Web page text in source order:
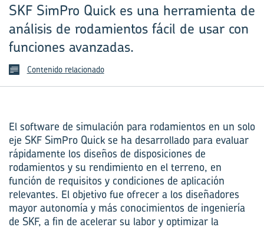
SKF SimPro Quick es una herramienta de
análisis de rodamientos fácil de usar con
funciones avanzadas.
Contenido relacionado
El software de simulación para rodamientos en un solo
eje SKF SimPro Quick se ha desarrollado para evaluar
rápidamente los diseños de disposiciones de
rodamientos y su rendimiento en el terreno, en
función de requisitos y condiciones de aplicación
relevantes. El objetivo fue ofrecer a los diseñadores
mayor autonomía y más conocimientos de ingeniería
de SKF, a fin de acelerar su labor y optimizar la